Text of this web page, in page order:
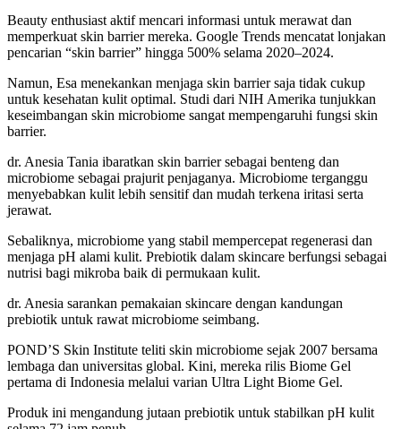
Beauty enthusiast aktif mencari informasi untuk merawat dan
memperkuat skin barrier mereka. Google Trends mencatat lonjakan
pencarian “skin barrier” hingga 500% selama 2020–2024.
Namun, Esa menekankan menjaga skin barrier saja tidak cukup
untuk kesehatan kulit optimal. Studi dari NIH Amerika tunjukkan
keseimbangan skin microbiome sangat mempengaruhi fungsi skin
barrier.
dr. Anesia Tania ibaratkan skin barrier sebagai benteng dan
microbiome sebagai prajurit penjaganya. Microbiome terganggu
menyebabkan kulit lebih sensitif dan mudah terkena iritasi serta
jerawat.
Sebaliknya, microbiome yang stabil mempercepat regenerasi dan
menjaga pH alami kulit. Prebiotik dalam skincare berfungsi sebagai
nutrisi bagi mikroba baik di permukaan kulit.
dr. Anesia sarankan pemakaian skincare dengan kandungan
prebiotik untuk rawat microbiome seimbang.
POND’S Skin Institute teliti skin microbiome sejak 2007 bersama
lembaga dan universitas global. Kini, mereka rilis Biome Gel
pertama di Indonesia melalui varian Ultra Light Biome Gel.
Produk ini mengandung jutaan prebiotik untuk stabilkan pH kulit